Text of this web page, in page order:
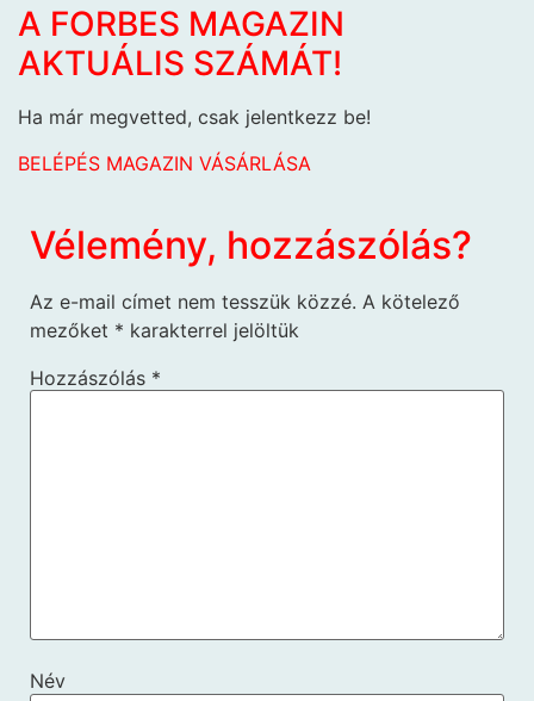
A FORBES MAGAZIN
AKTUÁLIS SZÁMÁT!
Ha már megvetted, csak jelentkezz be!
BELÉPÉS MAGAZIN VÁSÁRLÁSA
Vélemény, hozzászólás?
Az e-mail címet nem tesszük közzé. A kötelező
mezőket * karakterrel jelöltük
Hozzászólás *
Név